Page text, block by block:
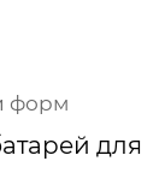
форм
для